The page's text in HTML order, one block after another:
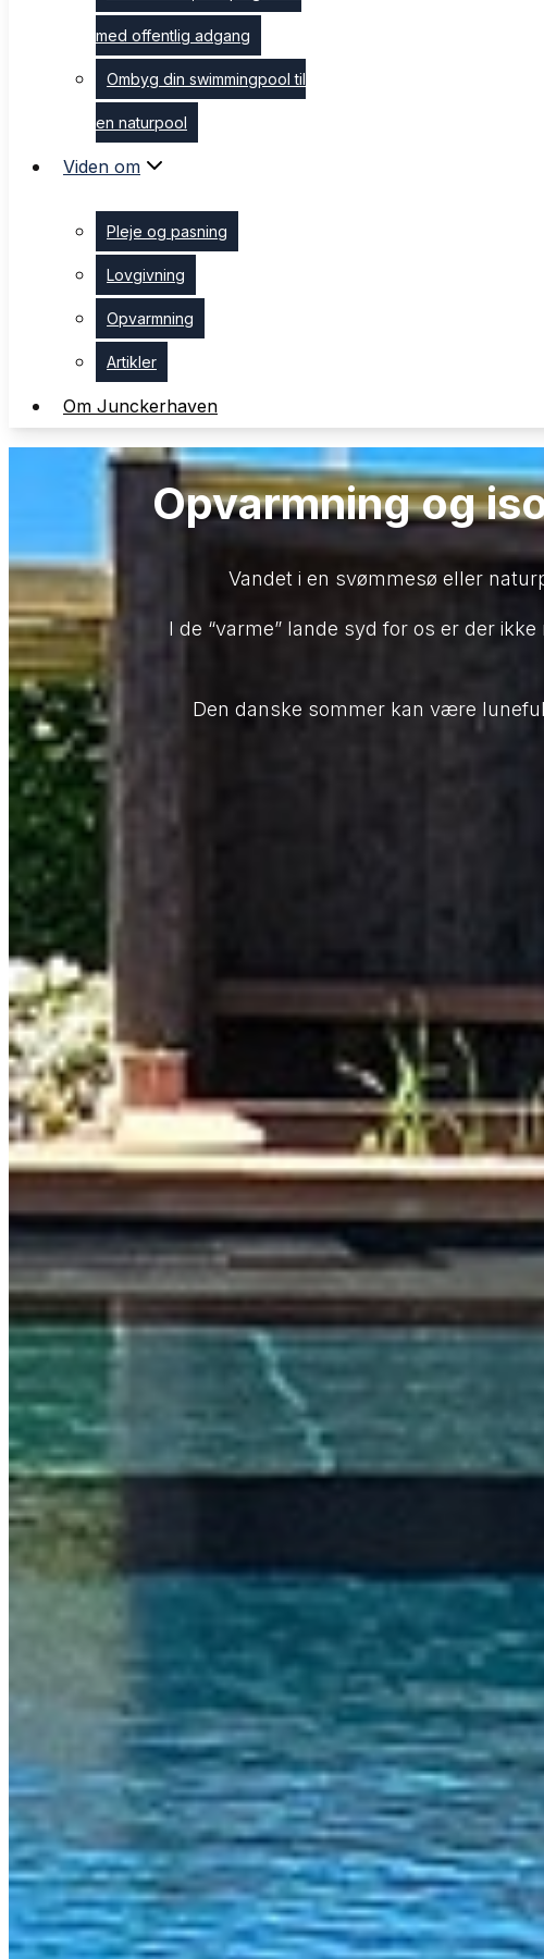
med offentlig adgang
Ombyg din swimmingpool til
en naturpool
Viden om
Pleje og pasning
Lovgivning
Opvarmning
Artikler
Om Junckerhaven
med offentlig adgang
Ombyg din swimmingpool til
en naturpool
Viden om
Pleje og pasning
Lovgivning
Opvarmning
Artikler
Om Junckerhaven
Opvarmning og
Vandet i en svømmesø eller
I de “varme” lande syd for os er der
Den danske sommer kan være